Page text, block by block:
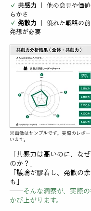
✓ 共感力 | 他の意見や価値
らかさ
✓ 発散力 | 優れた戦略の前
発想が必要
​※画像はサンプルです。実際のレポ
います。
「共感力は高いのに、な
のか？」
「議論が膠着し、発散の
も」
──そんな洞察が、実際
かび上がります。